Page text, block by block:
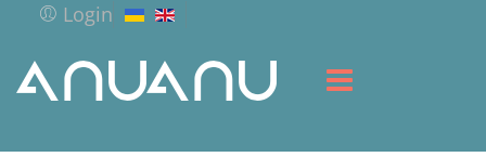
Login